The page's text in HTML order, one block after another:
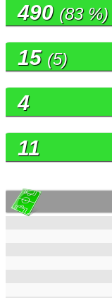
490 (83 %)
15 (5)
4
11